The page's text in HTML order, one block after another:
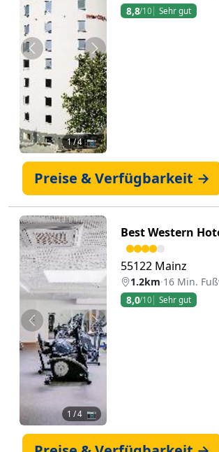
Zurück Weiter
1/ 4 📷
8,8/10 Sehr gut
Preise & Verfügbarkeit →
Zurück Weiter
1 / 4 📷
Best Western
55122 Mainz
1.2km·16 Min.
8,0/10 Sehr gut